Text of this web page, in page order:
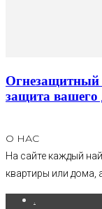
Огнезащитный
защита вашего
О НАС
На сайте каждый
квартиры или дома,